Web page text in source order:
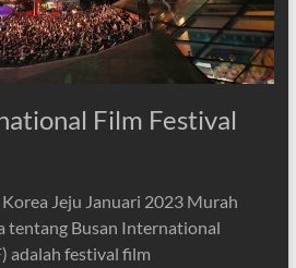
Film Festival
Jeju Januari 2023 Murah
tentang Busan International
adalah festival film